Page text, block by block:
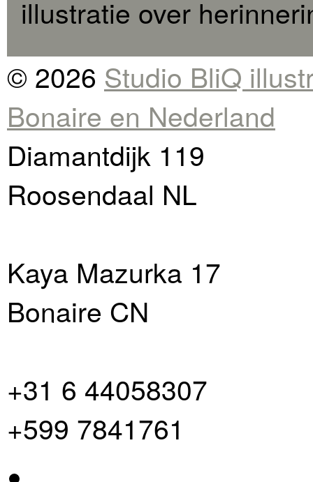
illustratie over
© 2026 Studio BliQ
Bonaire en Nederland
Diamantdijk 119
Roosendaal NL
Kaya Mazurka 17
Bonaire CN
+31 6 44058307
+599 7841761